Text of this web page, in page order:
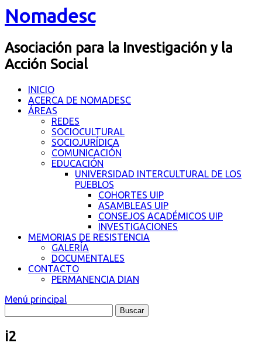
Nomadesc
Asociación para la Investigación y la
Acción Social
INICIO
ACERCA DE NOMADESC
ÁREAS
REDES
SOCIOCULTURAL
SOCIOJURÍDICA
COMUNICACIÓN
EDUCACIÓN
UNIVERSIDAD INTERCULTURAL DE LOS
PUEBLOS
COHORTES UIP
ASAMBLEAS UIP
CONSEJOS ACADÉMICOS UIP
INVESTIGACIONES
MEMORIAS DE RESISTENCIA
GALERÍA
DOCUMENTALES
CONTACTO
PERMANENCIA DIAN
Menú principal
i2